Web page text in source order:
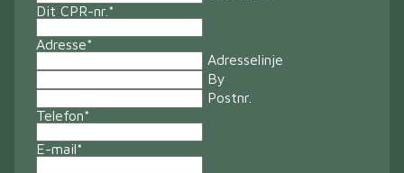
Dit CPR-nr. *
Adresse*
Adresselinje
By
Postnr.
Telefon*
E-mail*